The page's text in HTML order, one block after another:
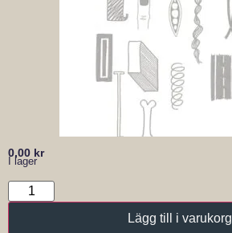
0,00 kr
I lager
Lägg till i varukorg